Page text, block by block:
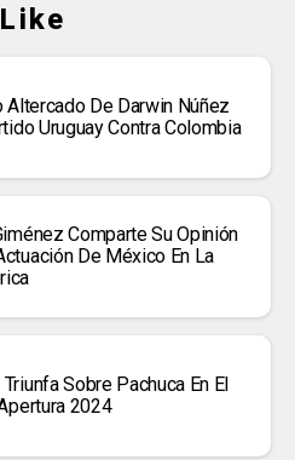
Altercado De Darwin Núñez
Uruguay Contra Colombia
Comparte Su Opinión
De México En La
Sobre Pachuca En El
2024